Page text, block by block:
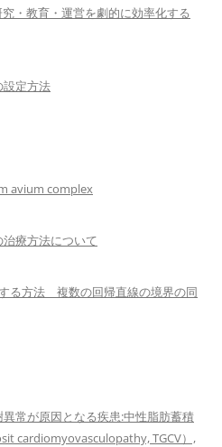
・教育・運営を劇的に効率化する
設定方法
avium complex
療方法について
る方法 複数の回帰直線の境界の同
常が原因となる疾患:中性脂肪蓄積
cardiomyovasculopathy, TGCV）,